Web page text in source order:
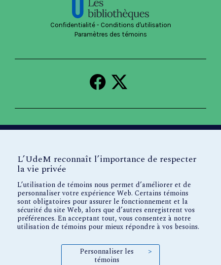
Confidentialité- Conditions d'utilisation
Paramètres des témoins
Ressources
éducatives
Facebook
éducatives
X
À propos
Accueil
Pressbooks
Propulsé parPressbooks
L’UdeM reconnaît l’importance de respecter
la vie privée
L’utilisation de témoins nous permet d’améliorer et de
personnaliser votre expérience Web. Certains témoins
sont obligatoires pour assurer le fonctionnement et la
sécurité du site Web, alors que d’autres enregistrent vos
préférences. En acceptant tout, vous consentez à notre
utilisation de témoins pour mieux répondre à vos besoins.
Personnaliser les
témoins
>